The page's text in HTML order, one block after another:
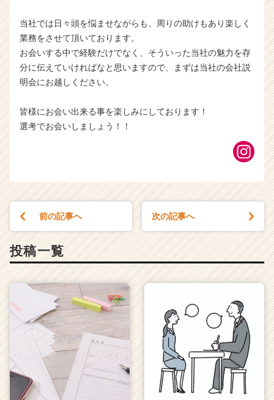
当社では日々頭を悩ませながらも、周りの助けもあり楽しく
業務をさせて頂いております。
お会いする中で経験だけでなく、そういった当社の魅力を存
分に伝えていければなと思いますので、まずは当社の会社説
明会にお越しください。
皆様にお会い出来る事を楽しみにしております！
選考でお会いしましょう！！
前の記事へ 次の記事へ
投稿一覧